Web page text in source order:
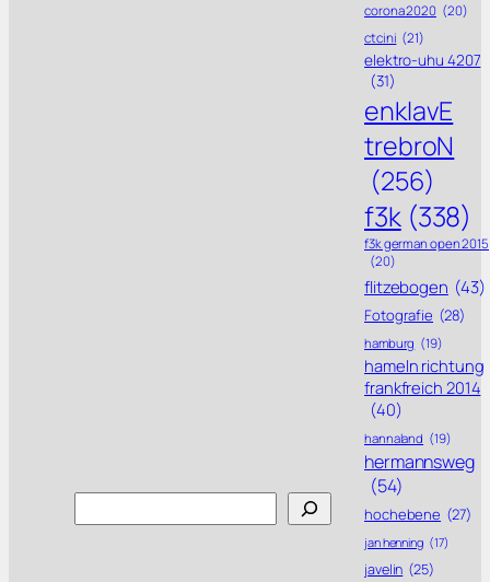
corona 2020 (20)
ctcini (21)
elektro-uhu 4207
(31)
enklavE
trebroN
(256)
f3k (338)
f3k german open 2015
(20)
flitzebogen (43)
Fotografie (28)
hamburg (19)
hameln richtung
frankfreich 2014
(40)
hannaland (19)
hermannsweg
(54)
hochebene (27)
jan henning (17)
javelin (25)